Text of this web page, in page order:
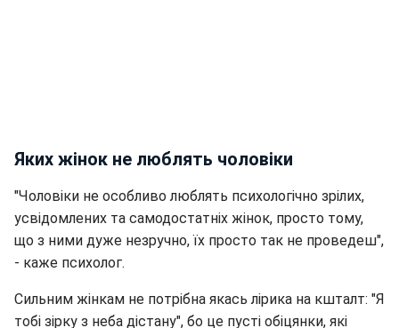
Яких жінок не люблять чоловіки
"Чоловіки не особливо люблять психологічно зрілих,
усвідомлених та самодостатніх жінок, просто тому,
що з ними дуже незручно, їх просто так не проведеш",
- каже психолог.
Сильним жінкам не потрібна якась лірика на кшталт: "Я
тобі зірку з неба дістану", бо це пусті обіцянки, які